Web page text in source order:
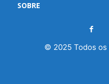
SOBRE
© 2025 Todos os